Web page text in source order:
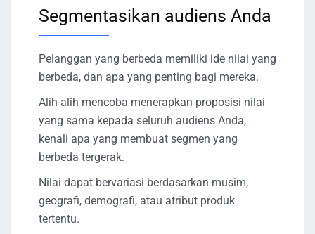
Segmentasikan audiens Anda
Pelanggan yang berbeda memiliki ide nilai yang
berbeda, dan apa yang penting bagi mereka.
Alih-alih mencoba menerapkan proposisi nilai
yang sama kepada seluruh audiens Anda,
kenali apa yang membuat segmen yang
berbeda tergerak.
Nilai dapat bervariasi berdasarkan musim,
geografi, demografi, atau atribut produk
tertentu.